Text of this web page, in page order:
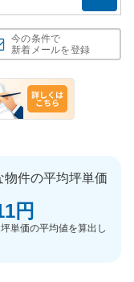
今の条件で
新着メールを登録
件の平均坪単価
円
単価の平均値を算出し